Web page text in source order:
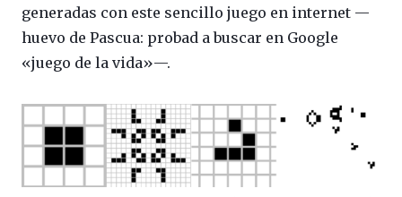
generadas con este sencillo juego en internet —
huevo de Pascua: probad a buscar en Google
«juego de la vida»—.